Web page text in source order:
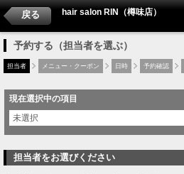
戻る hair salon RIN（樽味店）
予約する（担当者を選ぶ）
担当者 メニュー・クーポン 日時 予約確認
現在選択中の項目
未選択
担当者をお選びください